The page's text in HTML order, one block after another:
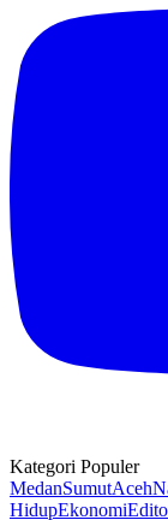
Kategori Populer
MedanSumutAceh
HidupEkonomi